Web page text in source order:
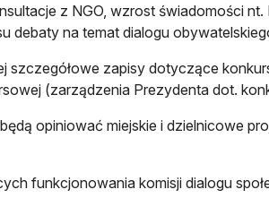
z NGO, wzrost świadomości nt.
debaty na temat dialogu
szczegółowe zapisy dotyczące
(zarządzenia Prezydenta dot.
opiniować miejskie i dzielnicowe
funkcjonowania komisji dialogu